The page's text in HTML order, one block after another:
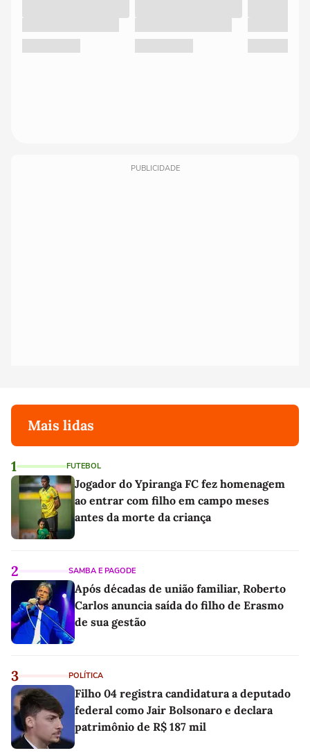
PUBLICIDADE
Mais lidas
1 FUTEBOL
Jogador do Ypiranga FC fez homenagem
ao entrar com filho em campo meses
antes da morte da criança
2 SAMBA E PAGODE
Após décadas de união familiar, Roberto
Carlos anuncia saída do filho de Erasmo
de sua gestão
3 POLÍTICA
Filho 04 registra candidatura a deputado
federal como Jair Bolsonaro e declara
patrimônio de R$ 187 mil